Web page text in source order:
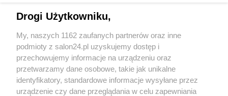
Sport
Społeczeństwo
Kultura
Drogi Użytkowniku,
My, naszych 1162 zaufanych partnerów oraz inne
podmioty z salon24.pl uzyskujemy dostęp i
przechowujemy informacje na urządzeniu oraz
przetwarzamy dane osobowe, takie jak unikalne
identyfikatory, standardowe informacje wysyłane przez
urządzenie czy dane przeglądania w celu zapewniania